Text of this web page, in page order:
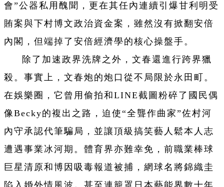
會”公器私用醜聞，更在其任內連續引爆甘利明受
賄案與下村博文政治資金案，雖然沒有掀翻安倍
內閣，但端掉了安倍經濟學的核心操盤手。
除了加速政界洗牌之外，文春還進行跨界獵
殺。事實上，文春炮的炮口從不局限於永田町。
在娛樂圈，它曾用偷拍和LINE截圖粉碎了國民偶
像Becky的複出之路，迫使“全聾作曲家”佐村河
內守承認代筆騙局，並讓頂級搞笑藝人鬆本人志
遭遇事業冰河期。體育界亦難幸免，前職業棒球
巨星清原和博因吸毒報道被捕，網球名將錦織圭